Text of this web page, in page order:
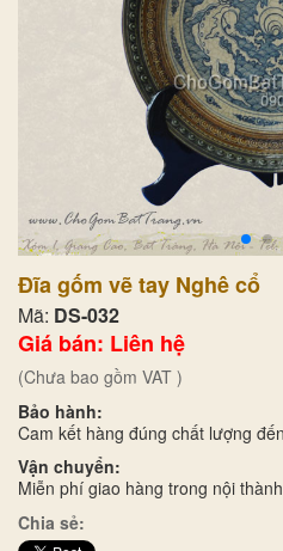
Đĩa gốm vẽ tay Nghê cổ
Mã: DS-032
Giá bán: Liên hệ
(Chưa bao gồm VAT )
Bảo hành:
Cam kết hàng đúng chất lượng
Vận chuyển:
Miễn phí giao hàng trong nội
Chia sẻ: